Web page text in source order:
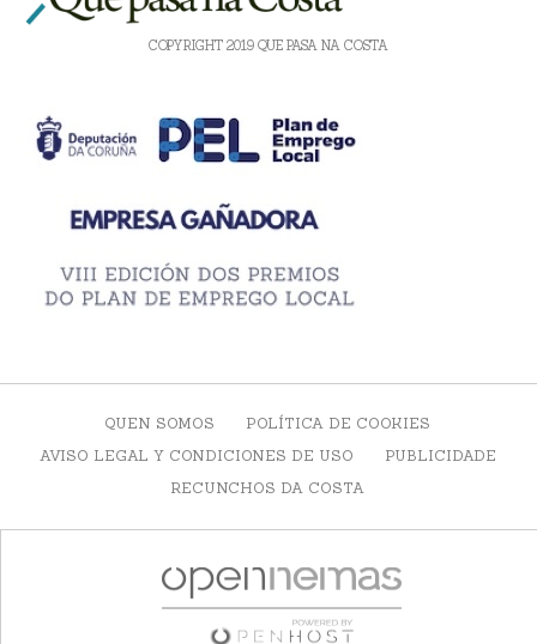
COPYRIGHT 2019 QUE PASA NA COSTA
QUEN SOMOS
POLÍTICA DE COOKIES
AVISO LEGAL Y CONDICIONES DE USO
PUBLICIDADE
RECUNCHOS DA COSTA